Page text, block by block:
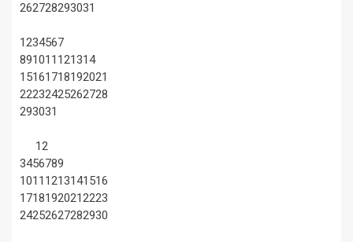
262728293031
1234567
891011 121314
15161718192021
22232425262728
293031
12
3456789
1011 1213141516
17181920212223
24252627282930